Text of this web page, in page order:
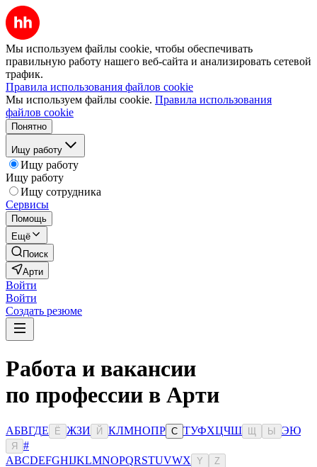
Мы используем файлы cookie, чтобы обеспечивать
правильную работу нашего веб-сайта и анализировать сетевой
трафик.
Правила использования файлов cookie
Мы используем файлы cookie. Правила использования
файлов cookie
Понятно
Ищу работу
Ищу работу
Ищу работу
Ищу сотрудника
Сервисы
Помощь
Ещё
Поиск
Арти
Войти
Войти
Создать резюме
Работа и вакансии
по профессии в Арти
АБВГДЕ Ё ЖЗИ Й КЛМНОПР С ТУФХЦЧШ Ы ЭЮ
Я
#
ABCDEFGHIJKLMNOPQRSTUVWX Y Z